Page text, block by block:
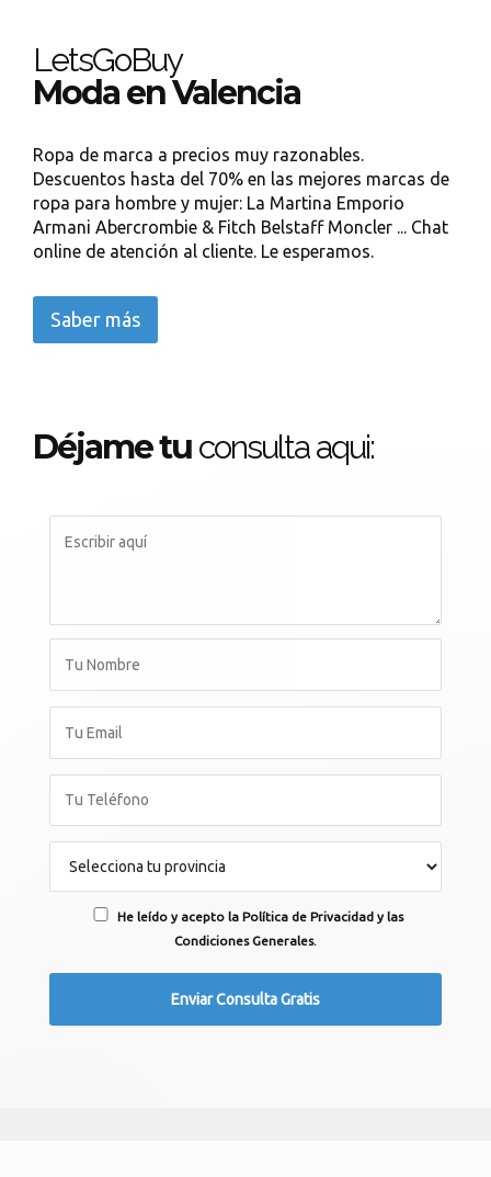
LetsGoBuy
Moda en Valencia
Ropa de marca a precios muy razonables.
Descuentos hasta del 70% en las mejores marcas de
ropa para hombre y mujer: La Martina Emporio
Armani Abercrombie & Fitch Belstaff Moncler ... Chat
online de atención al cliente. Le esperamos.
Saber más
Déjame tu consulta aqui:
He leído y acepto la Política de Privacidad y las
Condiciones Generales.